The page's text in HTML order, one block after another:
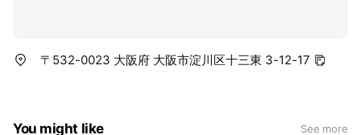
〒532-0023 大阪府 大阪市淀川区十三東 3-12-17
You might like See more